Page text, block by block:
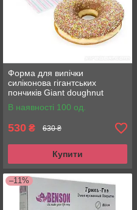
Форма для випічки
силіконова гігантських
пончиків Giant doughnut
maker
В наявності 100 од.
530 ₴ 630 ₴
Купити
–11%